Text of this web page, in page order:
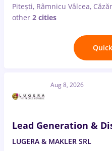
Pitești, Râmnicu Vâlcea,
other 2 cities
Aug 8, 2026
Lead Generation &
LUGERA & MAKLER SRL